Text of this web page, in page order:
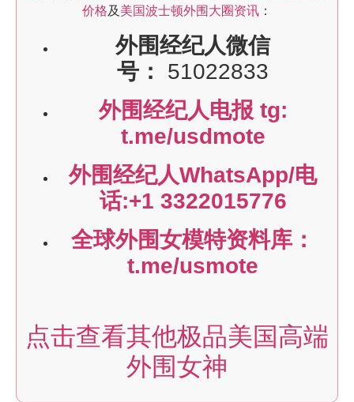
价格及 美国波士顿外围大圈资讯 ：
外围经纪人微信
号：
51022833
外围经纪人电报 tg:
t.me/usdmote
外围经纪人WhatsApp/电
话:+1 3322015776
全球外围女模特资料库：
t.me/usmote
点击查看其他极品美国高端
外围女神